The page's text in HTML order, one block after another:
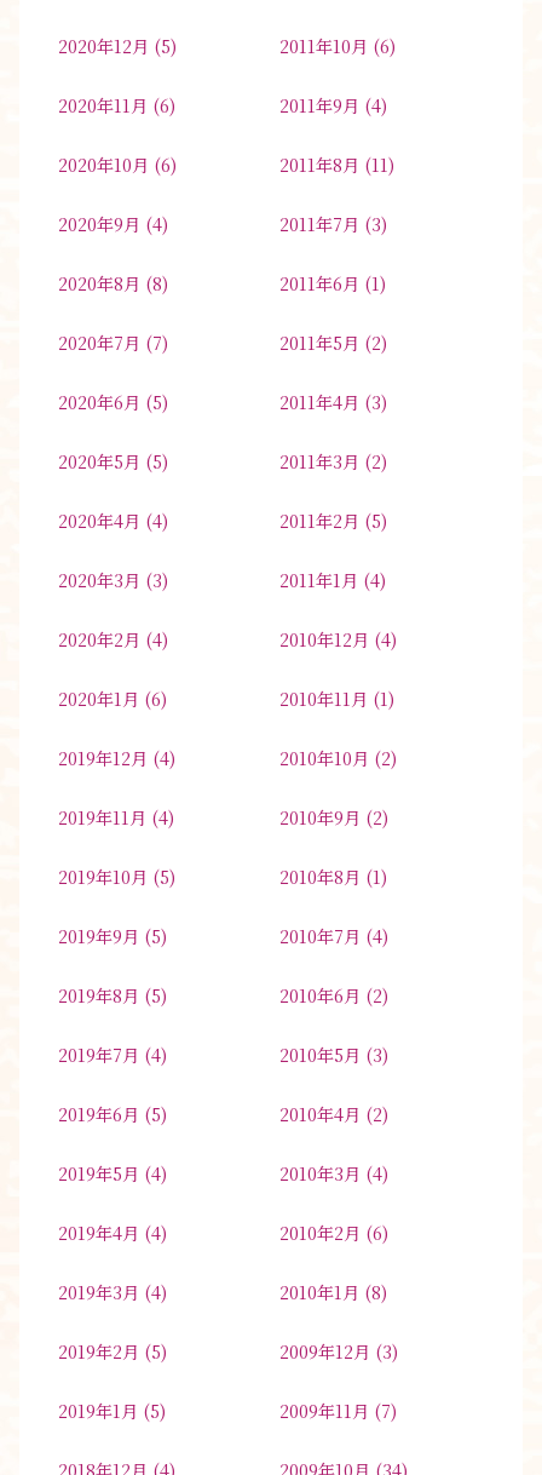
2020年12月 (5)
2020年11月 (6)
2020年10月 (6)
2020年9月 (4)
2020年8月 (8)
2020年7月 (7)
2020年6月 (5)
2020年5月 (5)
2020年4月 (4)
2020年3月 (3)
2020年2月 (4)
2020年1月 (6)
2019年12月 (4)
2019年11月 (4)
2019年10月 (5)
2019年9月 (5)
2019年8月 (5)
2019年7月 (4)
2019年6月 (5)
2019年5月 (4)
2019年4月 (4)
2019年3月 (4)
2019年2月 (5)
2019年1月 (5)
2018年12月 (4)
2011年10月 (6)
2011年9月 (4)
2011年8月 (11)
2011年7月 (3)
2011年6月 (1)
2011年5月 (2)
2011年4月 (3)
2011年3月 (2)
2011年2月 (5)
2011年1月 (4)
2010年12月 (4)
2010年11月 (1)
2010年10月 (2)
2010年9月 (2)
2010年8月 (1)
2010年7月 (4)
2010年6月 (2)
2010年5月 (3)
2010年4月 (2)
2010年3月 (4)
2010年2月 (6)
2010年1月 (8)
2009年12月 (3)
2009年11月 (7)
2009年10月 (34)